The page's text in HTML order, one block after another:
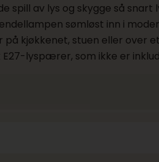
spill av lys og skygge så snart
sømløst inn i
kjøkkenet, stuen eller over
lyspærer, som ikke er